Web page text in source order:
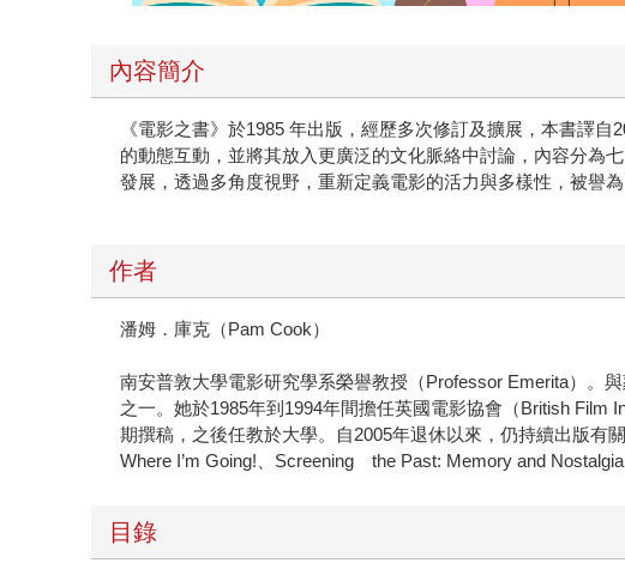
內容簡介
《電影之書》於1985 年出版，經歷多次修訂及擴展，本書譯
的動態互動，並將其放入更廣泛的文化脈絡中討論，內容分為
發展，透過多角度視野，重新定義電影的活力與多樣性，被譽
作者
潘姆．庫克（Pam Cook）
南安普敦大學電影研究學系榮譽教授（Professor Emerita）。
之一。她於1985年到1994年間擔任英國電影協會（British Film
期撰稿，之後任教於大學。自2005年退休以來，仍持續出版有
Where I’m Going!、Screening the Past: Memory and Nostalgia
目錄